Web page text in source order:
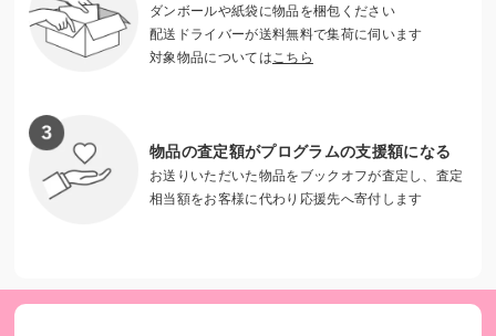
を支援しなければ、未来の芸術が育つ機会が奪われ、次世代
の文化形成に多大な影響を及ぼします。アーツサポート関西
は、広く寄付を集めて、世界にはばたく若いアーティストた
アーツサポート関西（ASK）について
ダンボールや紙袋に物品を梱包ください
配送ドライバーが送料無料で集荷に伺います
対象物品については こちら
物品の査定額がプログラムの支援額になる
お送りいただいた物品をブックオフが査定し、査定
相当額をお客様に代わり応援先へ寄付します